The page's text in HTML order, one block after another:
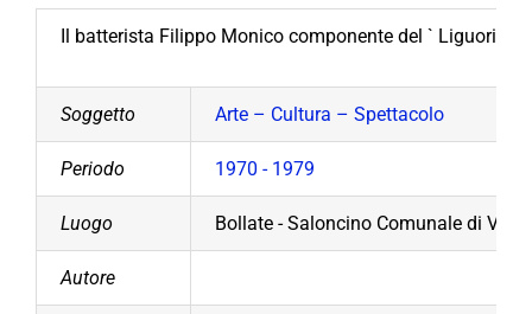
Il batterista Filippo Monico componente del ` Liguori
Soggetto Arte – Cultura – Spettacolo
Periodo 1970 - 1979
Luogo Bollate - Saloncino Comunale di Via
Autore